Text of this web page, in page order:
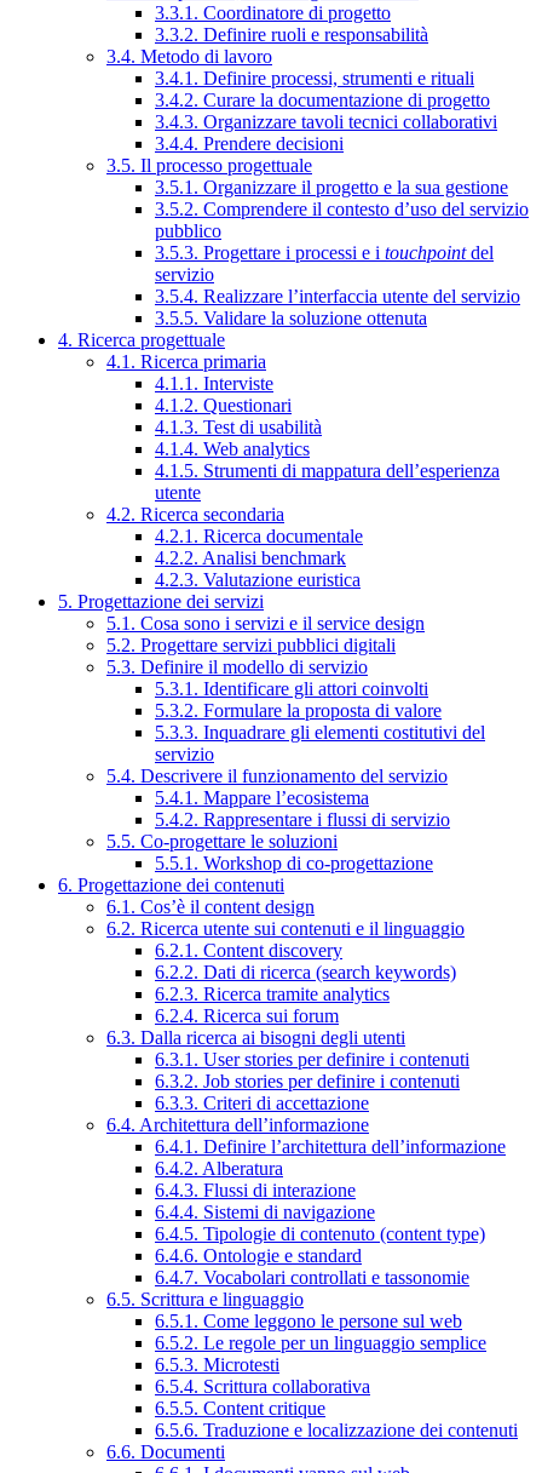
3.3.1. Coordinatore di progetto
3.3.2. Definire ruoli e responsabilità
3.4. Metodo di lavoro
3.4.1. Definire processi, strumenti e rituali
3.4.2. Curare la documentazione di progetto
3.4.3. Organizzare tavoli tecnici collaborativi
3.4.4. Prendere decisioni
3.5. Il processo progettuale
3.5.1. Organizzare il progetto e la sua gestione
3.5.2. Comprendere il contesto d’uso del servizio
pubblico
3.5.3. Progettare i processi e i touchpointdel
servizio
3.5.4. Realizzare l’interfaccia utente del servizio
3.5.5. Validare la soluzione ottenuta
4. Ricerca progettuale
4.1. Ricerca primaria
4.1.1. Interviste
4.1.2. Questionari
4.1.3. Test di usabilità
4.1.4. Web analytics
4.1.5. Strumenti di mappatura dell’esperienza
utente
4.2. Ricerca secondaria
4.2.1. Ricerca documentale
4.2.2. Analisi benchmark
4.2.3. Valutazione euristica
5. Progettazione dei servizi
5.1. Cosa sono i servizi e il service design
5.2. Progettare servizi pubblici digitali
5.3. Definire il modello di servizio
5.3.1. Identificare gli attori coinvolti
5.3.2. Formulare la proposta di valore
5.3.3. Inquadrare gli elementi costitutivi del
servizio
5.4. Descrivere il funzionamento del servizio
5.4.1. Mappare l’ecosistema
5.4.2. Rappresentare i flussi di servizio
5.5. Co-progettare le soluzioni
5.5.1. Workshop di co-progettazione
6. Progettazione dei contenuti
6.1. Cos’è il content design
6.2. Ricerca utente sui contenuti e il linguaggio
6.2.1. Content discovery
6.2.2. Dati di ricerca (search keywords)
6.2.3. Ricerca tramite analytics
6.2.4. Ricerca sui forum
6.3. Dalla ricerca ai bisogni degli utenti
6.3.1. User stories per definire i contenuti
6.3.2. Job stories per definire i contenuti
6.3.3. Criteri di accettazione
6.4. Architettura dell’informazione
6.4.1. Definire l’architettura dell’informazione
6.4.2. Alberatura
6.4.3. Flussi di interazione
6.4.4. Sistemi di navigazione
6.4.5. Tipologie di contenuto (content type)
6.4.6. Ontologie e standard
6.4.7. Vocabolari controllati e tassonomie
6.5. Scrittura e linguaggio
6.5.1. Come leggono le persone sul web
6.5.2. Le regole per un linguaggio semplice
6.5.3. Microtesti
6.5.4. Scrittura collaborativa
6.5.5. Content critique
6.5.6. Traduzione e localizzazione dei contenuti
6.6. Documenti